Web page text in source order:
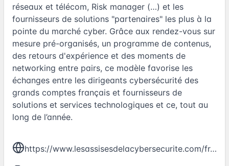
réseaux et télécom, Risk manager (…) et les
fournisseurs de solutions "partenaires" les plus à la
pointe du marché cyber. Grâce aux rendez-vous sur
mesure pré-organisés, un programme de contenus,
des retours d'expérience et des moments de
networking entre pairs, ce modèle favorise les
échanges entre les dirigeants cybersécurité des
grands comptes français et fournisseurs de
solutions et services technologiques et ce, tout au
long de l’année.
https://www.lesassisesdelacybersecurite.com/fr-FR